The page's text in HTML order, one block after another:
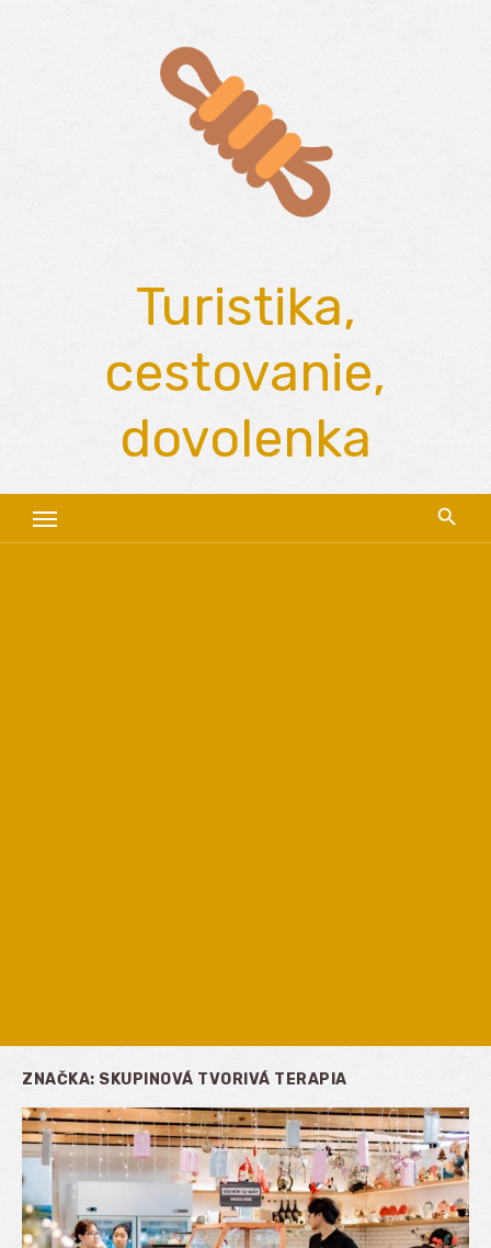
Turistika,
cestovanie,
dovolenka
ZNAČKA: SKUPINOVÁ TVORIVÁ TERAPIA